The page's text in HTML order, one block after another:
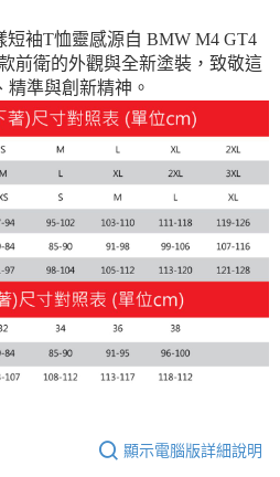
以上)免運費
袖T恤靈感源自 BMW M4 GT4
前衛的外觀與全新塗裝，致敬這
準與創新精神。
顯示電腦版詳細說明